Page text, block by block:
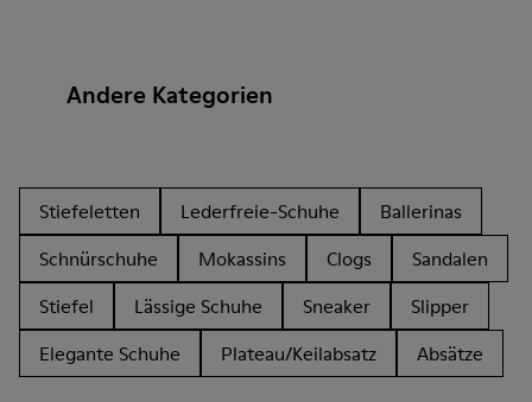
Andere Kategorien
Stiefeletten Lederfreie-Schuhe
Ballerinas
Schnürschuhe
Mokassins Clogs
Sandalen
Stiefel
Lässige Schuhe Sneaker
Slipper
Elegante Schuhe
Plateau/Keilabsatz Absätze